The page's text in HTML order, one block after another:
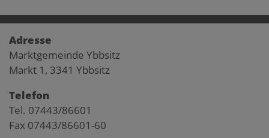
Adresse
Marktgemeinde Ybbsitz
Markt 1, 3341 Ybbsitz
Telefon
Tel. 07443/86601
Fax 07443/86601-60